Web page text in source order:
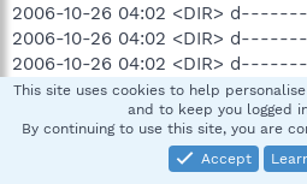
2006-10-26 04:02 <DIR>
2006-10-26 04:02 <DIR>
2006-10-26 04:02 <DIR>
2006-10-26 04:02 <DIR>
2006-10-26 04:02 <DIR>
2006-10-26 04:02 <DIR>
This site uses cookies to help
and to keep you logged
By continuing to use this site, you are
Accept